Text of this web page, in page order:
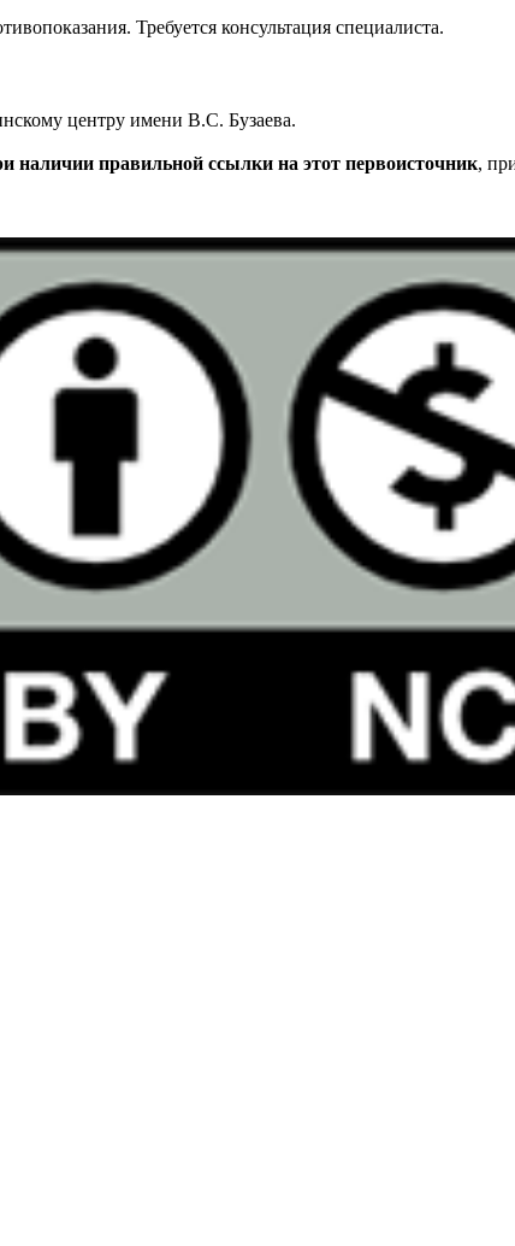
Требуется консультация специалиста.
центру имени В.С. Бузаева.
наличии правильной ссылки на этот первоисточник,